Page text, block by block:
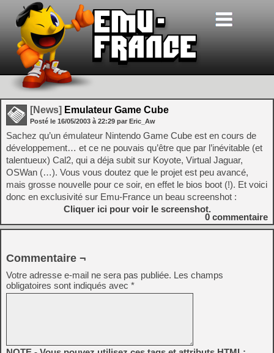
[News] Emulateur Game Cube
Posté le 16/05/2003 à 22:29 par Eric_Aw
Sachez qu’un émulateur Nintendo Game Cube est en cours de
développement… et ce ne pouvais qu’être que par l’inévitable (et
talentueux) Cal2, qui a déja subit sur Koyote, Virtual Jaguar,
OSWan (…). Vous vous doutez que le projet est peu avancé,
mais grosse nouvelle pour ce soir, en effet le bios boot (!). Et voici
donc en exclusivité sur Emu-France un beau screenshot :
Cliquer ici pour voir le screenshot.
0 commentaire
Commentaire ¬
Votre adresse e-mail ne sera pas publiée. Les champs
obligatoires sont indiqués avec *